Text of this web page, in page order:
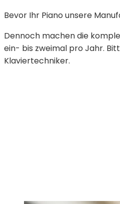
Bevor Ihr Piano unsere
Dennoch machen die
ein- bis zweimal pro Jahr.
Klaviertechniker.